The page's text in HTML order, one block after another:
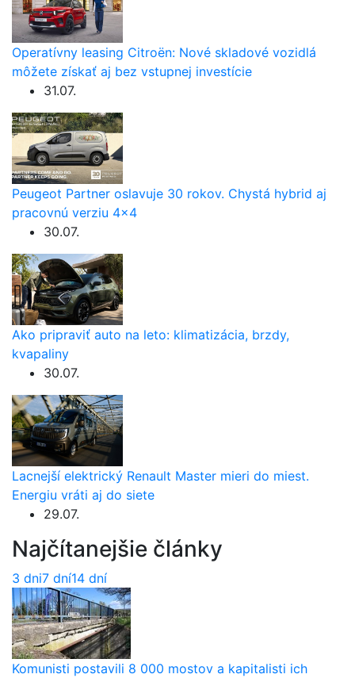
Operatívny leasing Citroën: Nové skladové vozidlá
môžete získať aj bez vstupnej investície
31.07.
Peugeot Partner oslavuje 30 rokov. Chystá hybrid aj
pracovnú verziu 4×4
30.07.
Ako pripraviť auto na leto: klimatizácia, brzdy,
kvapaliny
30.07.
Lacnejší elektrický Renault Master mieri do miest.
Energiu vráti aj do siete
29.07.
Najčítanejšie články
3 dni7 dní14 dní
Komunisti postavili 8 000 mostov a kapitalisti ich